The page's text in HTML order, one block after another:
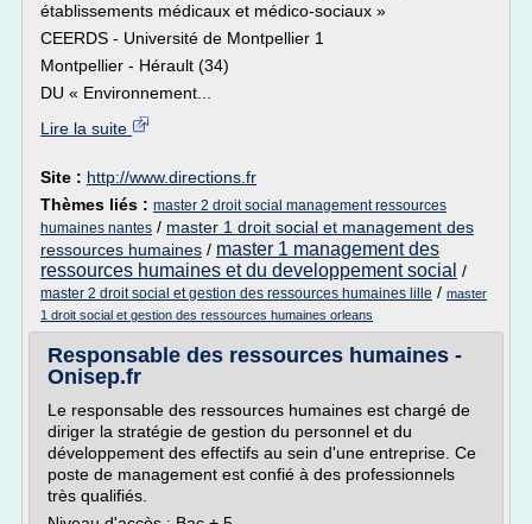
établissements médicaux et médico-sociaux »
CEERDS - Université de Montpellier 1
Montpellier - Hérault (34)
DU « Environnement...
Lire la suite
Site : http://www.directions.fr
Thèmes liés : master 2 droit social management ressources
humaines nantes / master 1 droit social et management des
ressources humaines / master 1 management des
ressources humaines et du developpement social /
master 2 droit social et gestion des ressources humaines lille / master
1 droit social et gestion des ressources humaines orleans
Responsable des ressources humaines -
Onisep.fr
Le responsable des ressources humaines est chargé de
diriger la stratégie de gestion du personnel et du
développement des effectifs au sein d'une entreprise. Ce
poste de management est confié à des professionnels
très qualifiés.